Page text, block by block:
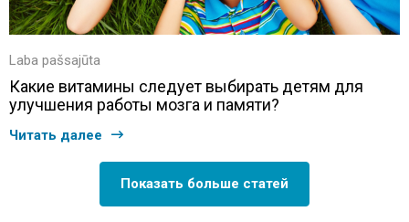
Laba pašsajūta
Какие витамины следует выбирать детям для
улучшения работы мозга и памяти?
Читать далее
Показать больше статей